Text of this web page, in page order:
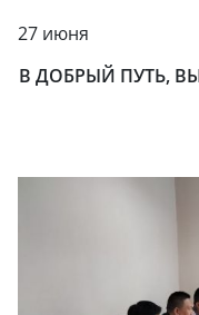
27 июня
В ДОБРЫЙ ПУТЬ,